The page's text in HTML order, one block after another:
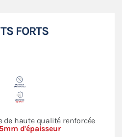
FORTS
de haute qualité renforcée
d'épaisseur